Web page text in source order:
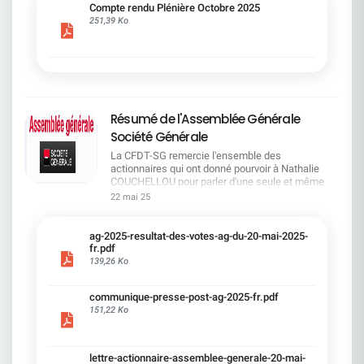
cadre du dialogue social.Bonne lecture !
Compte rendu Plénière Octobre 2025
251,39 Ko
Résumé de l'Assemblée Générale
Société Générale
La CFDT-SG remercie l'ensemble des
actionnaires qui ont donné pourvoir à Nathalie
COUCHELLOU pour parler d'une seule et même
voix.L'assemblée Générale s'est ouverte avec 4
souligné la forte amélioration en 2024 de tous les
facteurs financiers et le premier trimestre 2025
encourageant.Le Directeur Général, Slawomir
solide. Etre une banque simple et intégrée. Etre
une banque efficace. Etre une banque rentable. Le
22 mai 25
ag-2025-resultat-des-votes-ag-du-20-mai-2025-
fr.pdf
139,26 Ko
communique-presse-post-ag-2025-fr.pdf
151,22 Ko
lettre-actionnaire-assemblee-generale-20-mai-